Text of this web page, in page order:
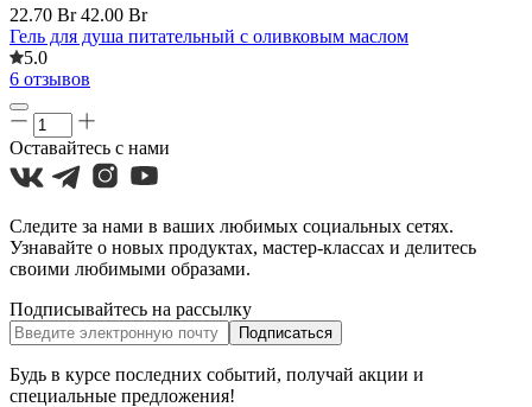
22.70 Br 42.00 Br
Гель для душа питательный с оливковым маслом
5.0
6 отзывов
Оставайтесь с нами
Следите за нами в ваших любимых социальных сетях.
Узнавайте о новых продуктах, мастер-классах и делитесь
своими любимыми образами.
Подписывайтесь на рассылку
Подписаться
Будь в курсе последних событий, получай акции и
специальные предложения!